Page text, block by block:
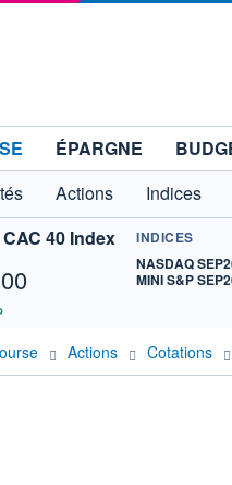
ÉPARGNE
Actions Indices
40 Index
INDICES
NASDAQ
MINI S&P
Actions Cotations